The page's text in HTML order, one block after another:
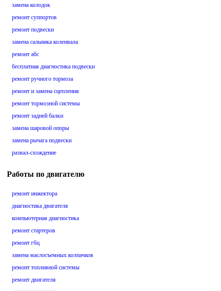
замена колодок
ремонт суппортов
ремонт подвески
замена сальника коленвала
ремонт абс
бесплатная диагностика подвески
ремонт ручного тормоза
ремонт и замена сцепления
ремонт тормозной системы
ремонт задней балки
замена шаровой опоры
замена рычага подвески
развал-схождение
Работы по двигателю
ремонт инжектора
диагностика двигателя
компьютерная диагностика
ремонт стартеров
ремонт гбц
замена маслосъемных колпачков
ремонт топливной системы
ремонт двигателя